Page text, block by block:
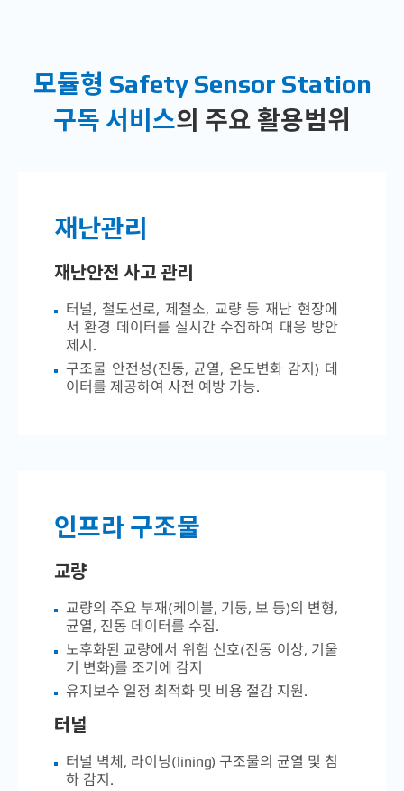
모듈형 Safety Sensor Station
구독 서비스의 주요 활용범위
재난관리
재난안전 사고 관리
터널, 철도선로, 제철소, 교량 등 재난 현장에
서 환경 데이터를 실시간 수집하여 대응 방안
제시.
구조물 안전성(진동, 균열, 온도변화 감지) 데
이터를 제공하여 사전 예방 가능.
인프라 구조물
교량
교량의 주요 부재(케이블, 기둥, 보 등)의 변형,
균열, 진동 데이터를 수집.
노후화된 교량에서 위험 신호(진동 이상, 기울
기 변화)를 조기에 감지
유지보수 일정 최적화 및 비용 절감 지원.
터널
터널 벽체, 라이닝(lining) 구조물의 균열 및 침
하 감지.